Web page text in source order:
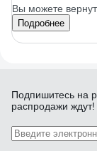
Вы можете
Подробнее
Подпишитесь на
распродажи ждут!